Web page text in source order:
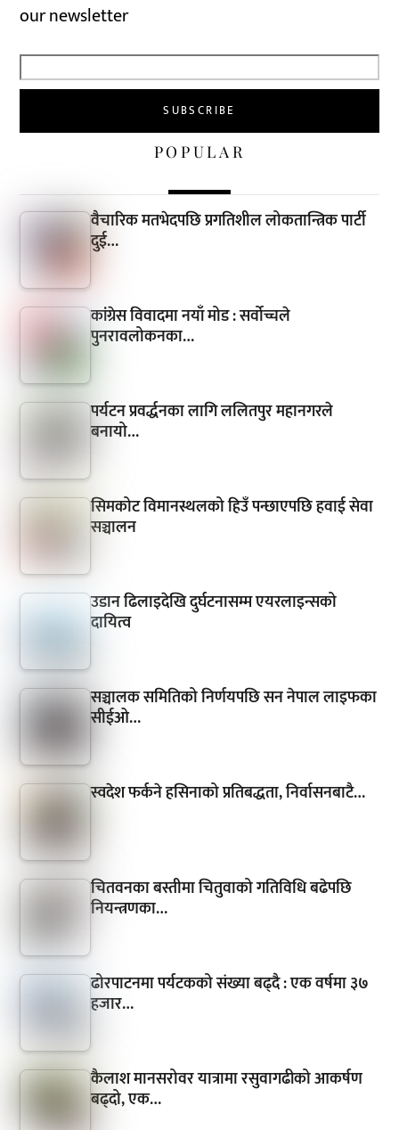
our newsletter
POPULAR
वैचारिक मतभेदपछि प्रगतिशील लोकतान्त्रिक पार्टी
दुई…
कांग्रेस विवादमा नयाँ मोड : सर्वोच्चले
पुनरावलोकनका…
पर्यटन प्रवर्द्धनका लागि ललितपुर महानगरले
बनायो…
सिमकोट विमानस्थलको हिउँ पन्छाएपछि हवाई सेवा
सञ्चालन
उडान ढिलाइदेखि दुर्घटनासम्म एयरलाइन्सको
दायित्व
सञ्चालक समितिको निर्णयपछि सन नेपाल लाइफका
सीईओ…
स्वदेश फर्कने हसिनाको प्रतिबद्धता, निर्वासनबाटै…
चितवनका बस्तीमा चितुवाको गतिविधि बढेपछि
नियन्त्रणका…
ढोरपाटनमा पर्यटकको संख्या बढ्दै : एक वर्षमा ३७
हजार…
कैलाश मानसरोवर यात्रामा रसुवागढीको आकर्षण
बढ्दो, एक…